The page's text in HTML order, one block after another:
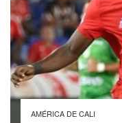
AMÉRICA DE CALI